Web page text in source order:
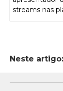
streams nas
Neste artigo: